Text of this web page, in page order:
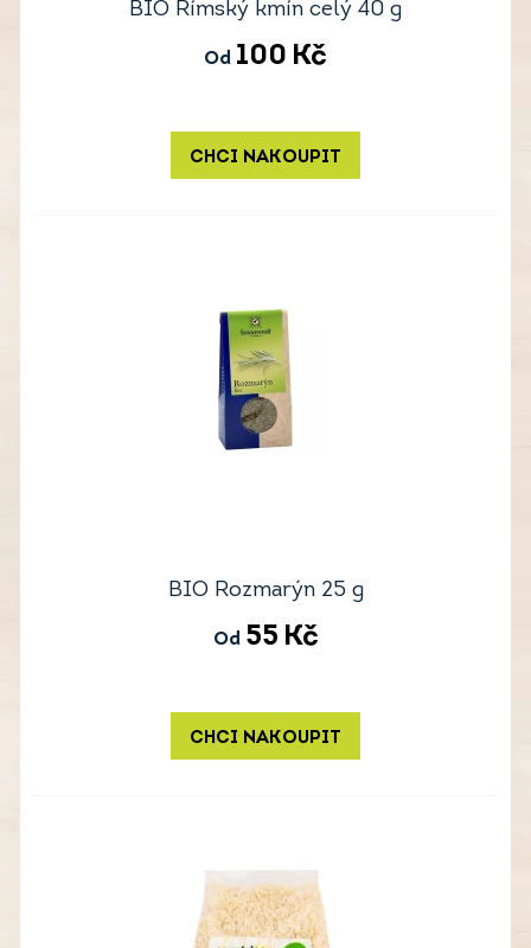
BIO Římský kmín celý 40 g
Od 100 Kč
CHCI NAKOUPIT
BIO Rozmarýn 25 g
Od 55 Kč
CHCI NAKOUPIT